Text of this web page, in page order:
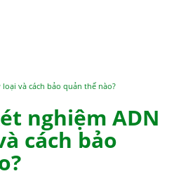
và cách bảo quản thế nào?
nghiệm ADN
cách bảo